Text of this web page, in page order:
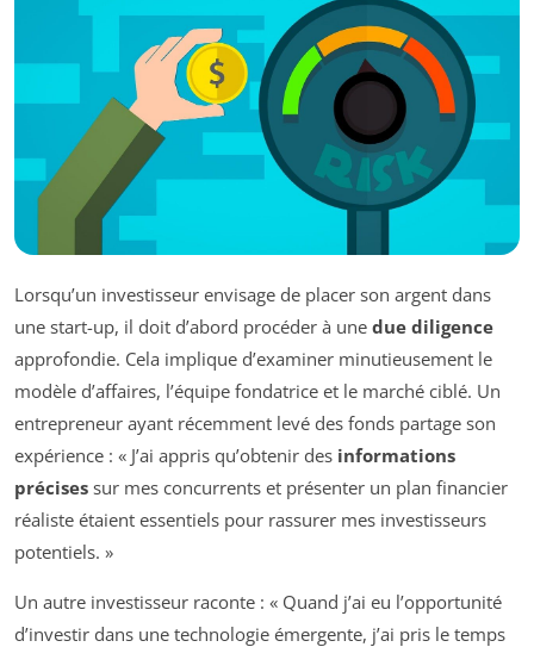
Lorsqu’un investisseur envisage de placer son argent dans
une start-up, il doit d’abord procéder à une due diligence
approfondie. Cela implique d’examiner minutieusement le
modèle d’affaires, l’équipe fondatrice et le marché ciblé. Un
entrepreneur ayant récemment levé des fonds partage son
expérience : « J’ai appris qu’obtenir des informations
précises sur mes concurrents et présenter un plan financier
réaliste étaient essentiels pour rassurer mes investisseurs
potentiels. »
Un autre investisseur raconte : « Quand j’ai eu l’opportunité
d’investir dans une technologie émergente, j’ai pris le temps